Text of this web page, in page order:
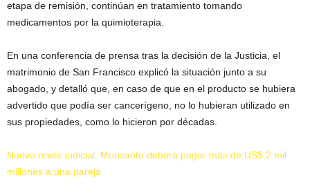
etapa de remisión, continúan en tratamiento tomando
medicamentos por la quimioterapia.
En una conferencia de prensa tras la decisión de la Justicia, el
matrimonio de San Francisco explicó la situación junto a su
abogado, y detalló que, en caso de que en el producto se hubiera
advertido que podía ser cancerígeno, no lo hubieran utilizado en
sus propiedades, como lo hicieron por décadas.
Nuevo revés judicial: Monsanto deberá pagar más de US$ 2 mil
millones a una pareja